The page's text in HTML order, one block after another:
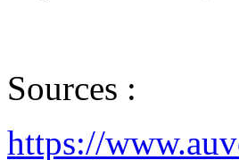
Sources :
https://